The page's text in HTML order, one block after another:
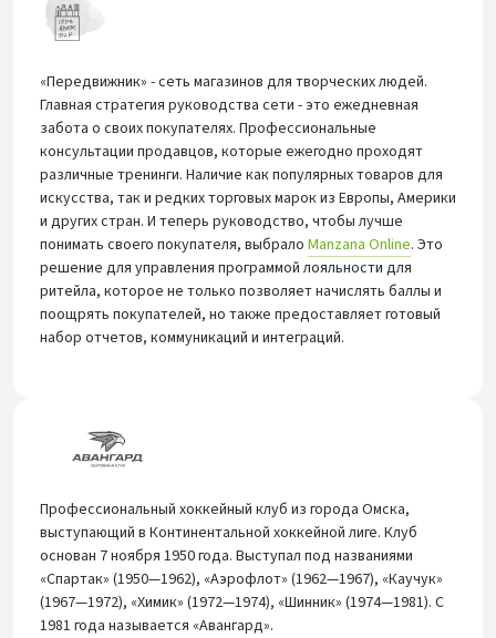
«Передвижник» - сеть магазинов для творческих людей.
Главная стратегия руководства сети - это ежедневная
забота о своих покупателях. Профессиональные
консультации продавцов, которые ежегодно проходят
различные тренинги. Наличие как популярных товаров для
искусства, так и редких торговых марок из Европы, Америки
и других стран. И теперь руководство, чтобы лучше
понимать своего покупателя, выбрало Manzana Online. Это
решение для управления программой лояльности для
ритейла, которое не только позволяет начислять баллы и
поощрять покупателей, но также предоставляет готовый
набор отчетов, коммуникаций и интеграций.
Профессиональный хоккейный клуб из города Омска,
выступающий в Континентальной хоккейной лиге. Клуб
основан 7 ноября 1950 года. Выступал под названиями
«Спартак» (1950—1962), «Аэрофлот» (1962—1967), «Каучук»
(1967—1972), «Химик» (1972—1974), «Шинник» (1974—1981). С
1981 года называется «Авангард».